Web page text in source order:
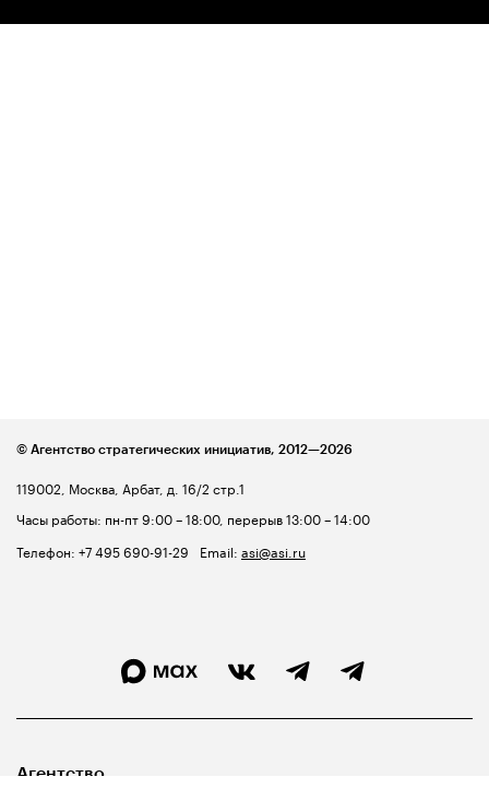
119002, Москва, Арбат, д. 16/2 стр.1
Часы работы: пн-пт 9:00 – 18:00, перерыв 13:00 – 14:00
Телефон: +7 495 690-91-29 Email: asi@asi.ru
© Агентство стратегических инициатив, 2012—2026
Агентство